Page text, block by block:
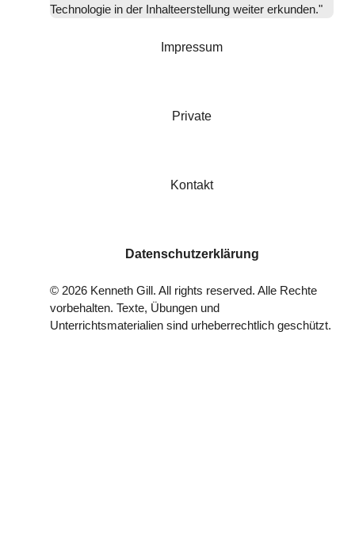
Technologie in der Inhalteerstellung weiter erkunden."
Impressum
Private
Kontakt
Datenschutzerklärung
© 2026Kenneth Gill. All rights reserved. Alle Rechte
vorbehalten. Texte, Übungen und
Unterrichtsmaterialien sind urheberrechtlich geschützt.